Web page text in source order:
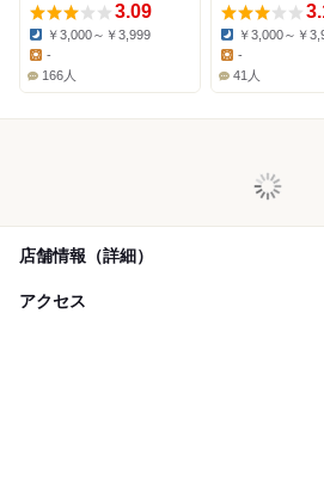
3.09
Dinner:
￥3,000～￥3,999
-
166人
Dinner:
￥3,000～￥
Lunch:
-
41人
店舗情報（詳細）
アクセス